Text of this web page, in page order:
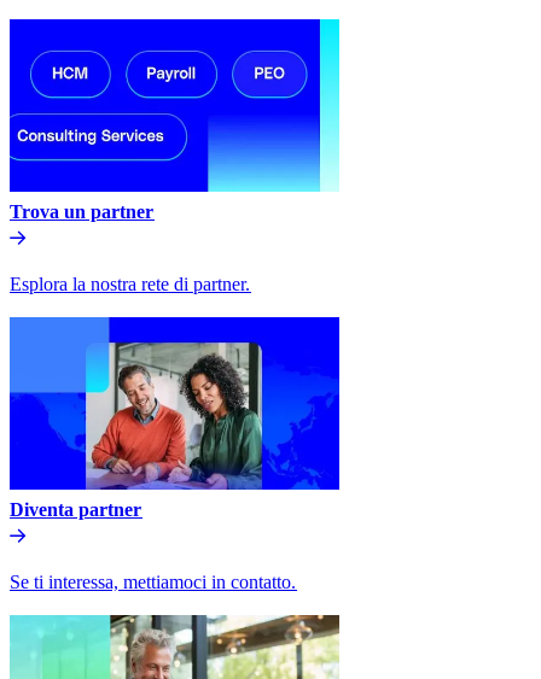
Trova un partner​​
Esplora la nostra rete di partner.​​
Diventa partner​​
Se ti interessa, mettiamoci in contatto.​​